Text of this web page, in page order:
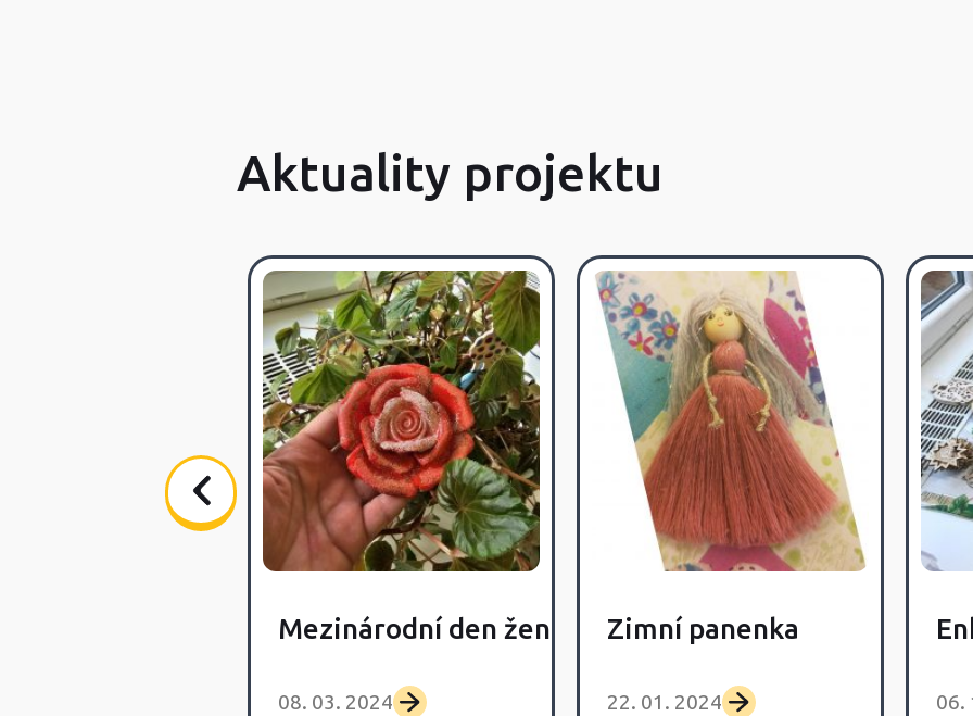
Aktuality projektu
Mezinárodní den žen
08. 03. 2024
Zimní panenka
22. 01. 2024 06.